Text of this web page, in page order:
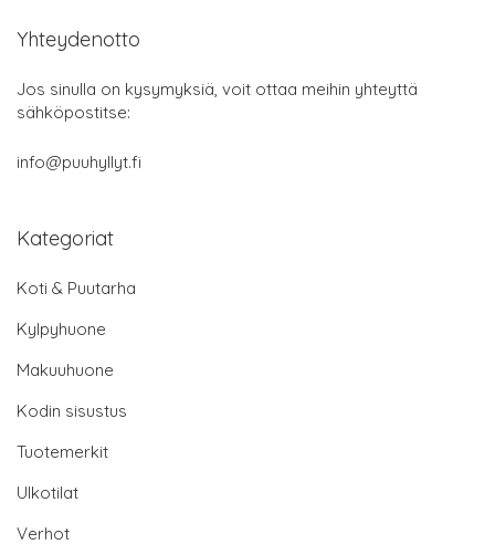
Yhteydenotto
Jos sinulla on kysymyksiä, voit ottaa meihin yhteyttä
sähköpostitse:
info@puuhyllyt.fi
Kategoriat
Koti & Puutarha
Kylpyhuone
Makuuhuone
Kodin sisustus
Tuotemerkit
Ulkotilat
Verhot